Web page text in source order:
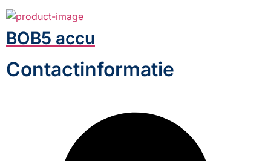
BOB5 accu
Contactinformatie